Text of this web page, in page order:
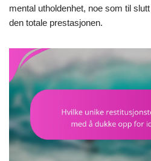
mental utholdenhet, noe som til
den totale prestasjonen.